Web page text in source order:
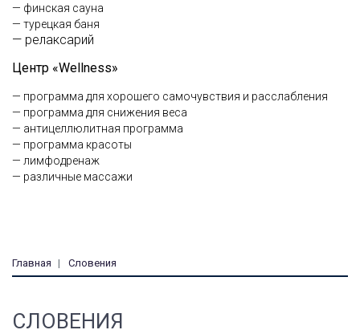
— финская сауна
— турецкая баня
— релаксарий
Центр «Wellness»
— программа для хорошего самочувствия и расслабления
— программа для снижения веса
— антицеллюлитная программа
— программа красоты
— лимфодренаж
— различные массажи
Главная Словения
СЛОВЕНИЯ